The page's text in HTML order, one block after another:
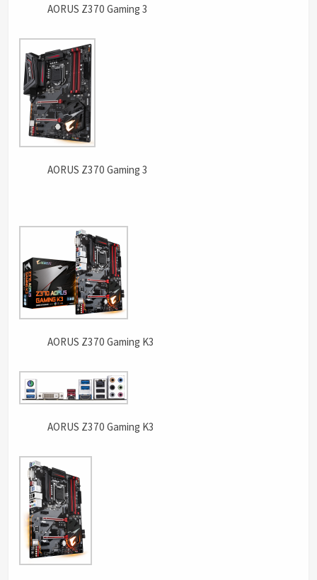
AORUS Z370 Gaming 3
AORUS Z370 Gaming 3
AORUS Z370 Gaming K3
AORUS Z370 Gaming K3